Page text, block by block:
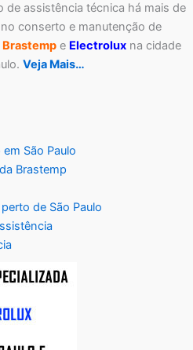
de assistência técnica há mais de
conserto e manutenção de
Brastemp e Electrolux na cidade
Veja Mais…
São Paulo
Brastemp
de São Paulo